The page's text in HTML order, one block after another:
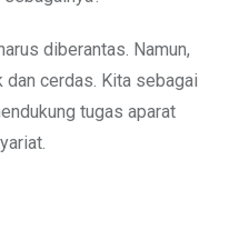
diberantas. Namun,
cerdas. Kita sebagai
tugas aparat